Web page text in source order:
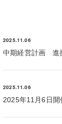
2025.11.06
中期経営計画 進
2025.11.06
2025年11月6日